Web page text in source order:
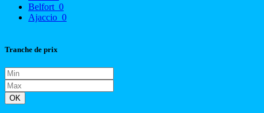
Belfort 0
Ajaccio 0
Tranche de prix
OK